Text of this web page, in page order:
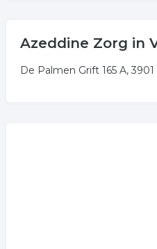
Azeddine Zorg in
De Palmen Grift 165 A,